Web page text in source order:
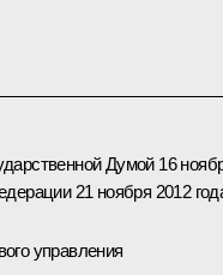
Думой 16
21 ноября 2012
управления